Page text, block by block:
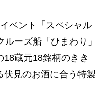
ベント「スペシャル
ーズ船「ひまわり」
蔵元18銘柄のきき
見のお酒に合う特製